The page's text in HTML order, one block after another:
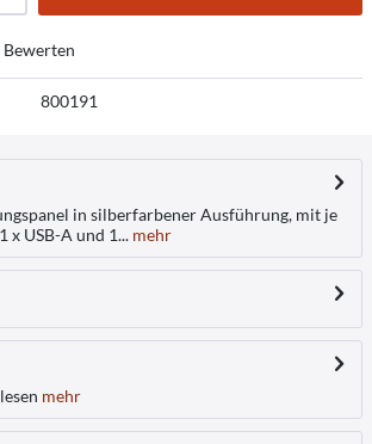
Bewerten
800191
in silberfarbener Ausführung, mit je
x USB-A und 1... mehr
mehr